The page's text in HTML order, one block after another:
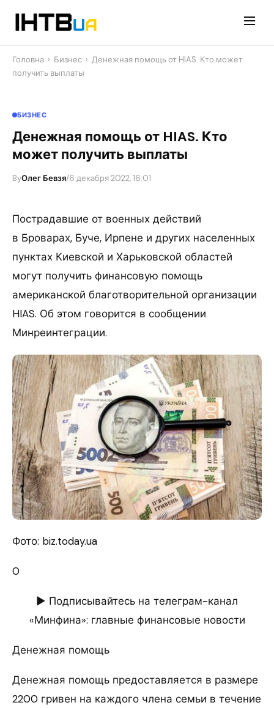
Головна › Бизнес › Денежная помощь от HIAS. Кто может
получить выплаты
БИЗНЕС
Денежная помощь от HIAS. Кто
может получить выплаты
ByОлег Бевзя/6 декабря 2022, 16:01
Пострадавшие от военных действий
в Броварах, Буче, Ирпене и других населенных
пунктах Киевской и Харьковской областей
могут получить финансовую помощь
американской благотворительной организации
HIAS. Об этом говорится в сообщении
Минреинтеграции.
Фото: biz.today.ua
0
► Подписывайтесь на телеграм-канал
«Минфина»: главные финансовые новости
Денежная помощь
Денежная помощь предоставляется в размере
2200 гривен на каждого члена семьи в течение